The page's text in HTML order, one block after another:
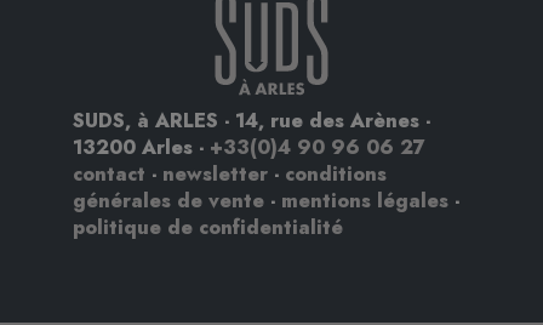
SUDS, à ARLES - 14, rue des Arènes -
13200 Arles - +33(0)4 90 96 06 27
contact - newsletter - conditions
générales de vente - mentions légales -
politique de confidentialité